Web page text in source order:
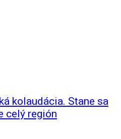
kolaudácia. Stane sa
celý región